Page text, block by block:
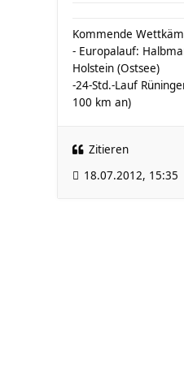
Kommende
- Europalauf:
Holstein (Ostsee)
-24-Std.-Lauf
100 km an)
Zitieren
18.07.2012, 15:35